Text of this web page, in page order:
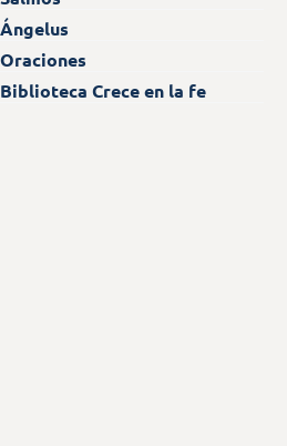
Ángelus
Oraciones
Biblioteca Crece en la fe